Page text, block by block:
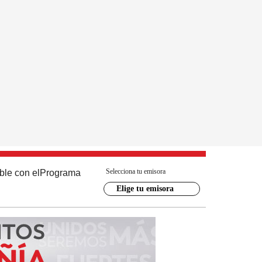
con el Programa Selecciona tu emisora
Elige tu emisora